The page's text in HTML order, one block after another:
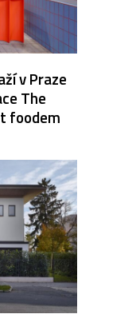
v Praze
The
foodem